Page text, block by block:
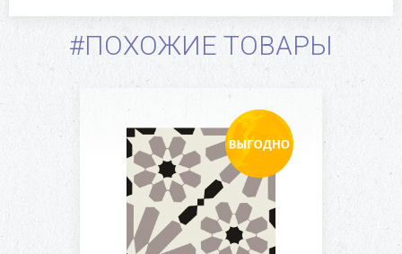
#ПОХОЖИЕ ТОВАРЫ